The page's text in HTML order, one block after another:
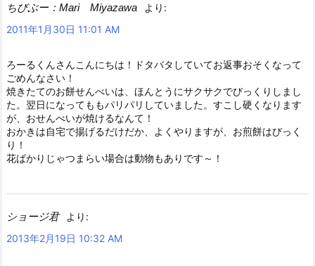
ちびぶー：Mari Miyazawa
より:
2011年1月30日 11:01 AM
ろーるくんさんこんにちは！ドタバタしていてお返事おそくなって
ごめんなさい！
焼きたてのお餅せんべいは、ほんとうにサクサクでびっくりしまし
た。翌日になってももパリパリしていました。すこし硬くなります
が、おせんべいが焼けるなんて！
おかきは自宅で揚げるだけだか、よくやりますが、お煎餅はびっく
り！
花ばかりじゃつまらい場合は動物もありです～！
ショージ君
より:
2013年2月19日 10:32 AM